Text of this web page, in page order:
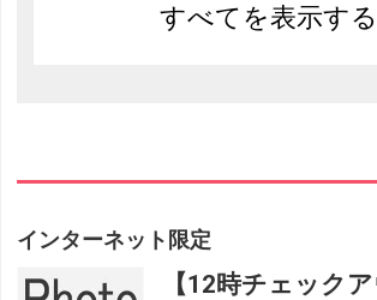
すべてを表示する
インターネット限定
【12時チェック